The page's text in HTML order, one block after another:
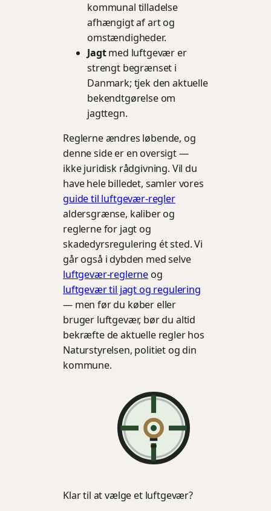
kommunal tilladelse
afhængigt af art og
omstændigheder.
Jagtmed luftgevær er
strengt begrænset i
Danmark; tjek den aktuelle
bekendtgørelse om
jagttegn.
Reglerne ændres løbende, og
denne side er en oversigt —
ikke juridisk rådgivning. Vil du
have hele billedet, samler vores
guide til luftgevær-regler
aldersgrænse, kaliber og
reglerne for jagt og
skadedyrsregulering ét sted. Vi
går også i dybden med selve
luftgevær-reglerne og
luftgevær til jagt og regulering
— men før du køber eller
bruger luftgevær, bør du altid
bekræfte de aktuelle regler hos
Naturstyrelsen, politiet og din
kommune.
Klar til at vælge et luftgevær?